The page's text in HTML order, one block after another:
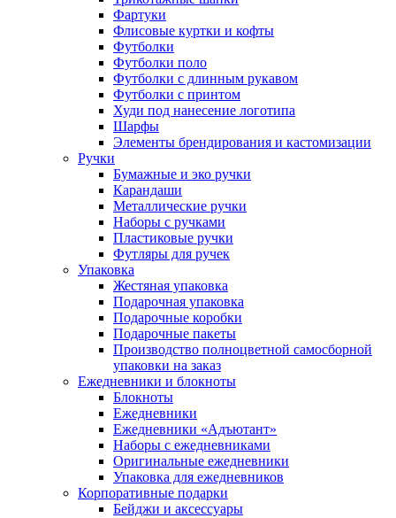
Фартуки
Флисовые куртки и кофты
Футболки
Футболки поло
Футболки с длинным рукавом
Футболки с принтом
Худи под нанесение логотипа
Шарфы
Элементы брендирования и кастомизации
Ручки
Бумажные и эко ручки
Карандаши
Металлические ручки
Наборы с ручками
Пластиковые ручки
Футляры для ручек
Упаковка
Жестяная упаковка
Подарочная упаковка
Подарочные коробки
Подарочные пакеты
Производство полноцветной самосборной
упаковки на заказ
Ежедневники и блокноты
Блокноты
Ежедневники
Ежедневники «Адъютант»
Наборы с ежедневниками
Оригинальные ежедневники
Упаковка для ежедневников
Корпоративные подарки
Бейджи и аксессуары